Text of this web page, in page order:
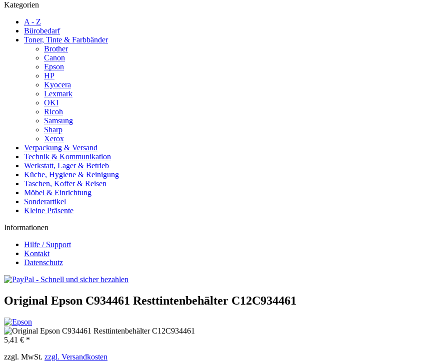
Kategorien
A - Z
Bürobedarf
Toner, Tinte & Farbbänder
Brother
Canon
Epson
HP
Kyocera
Lexmark
OKI
Ricoh
Samsung
Sharp
Xerox
Verpackung & Versand
Technik & Kommunikation
Werkstatt, Lager & Betrieb
Küche, Hygiene & Reinigung
Taschen, Koffer & Reisen
Möbel & Einrichtung
Sonderartikel
Kleine Präsente
Informationen
Hilfe / Support
Kontakt
Datenschutz
Original Epson C934461 Resttintenbehälter C12C934461
5,41 € *
zzgl. MwSt. zzgl. Versandkosten